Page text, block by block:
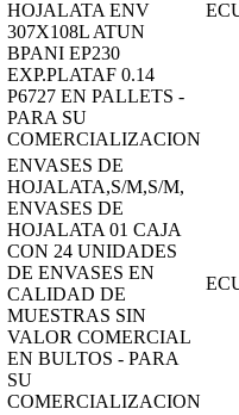
HOJALATA ENV
307X108L ATUN
BPANI EP230
EXP.PLATAF 0.14
P6727 EN PALLETS -
PARA SU
COMERCIALIZACION
ENVASES DE
HOJALATA,S/M,S/M,
ENVASES DE
HOJALATA 01 CAJA
CON 24 UNIDADES
DE ENVASES EN
CALIDAD DE
MUESTRAS SIN
VALOR COMERCIAL
EN BULTOS - PARA
SU
COMERCIALIZACION